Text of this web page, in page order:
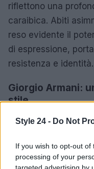
Style 24 - Do Not
If you wish to opt-out
processing of your
riflettono una
caraibica. Abiti
reso evidente il
di espressione,
resistenza e identità.
Giorgio Armani:
stile
In un momento di
con una collezione
Presentata in un